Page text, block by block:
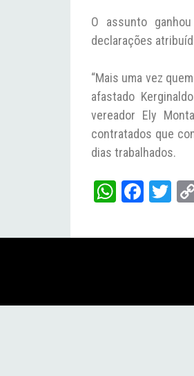
O assunto
declarações
“Mais uma vez
afastado
vereador Ely
contratados que
dias trabalhados.
W
ts
Fa
bo
T
tt